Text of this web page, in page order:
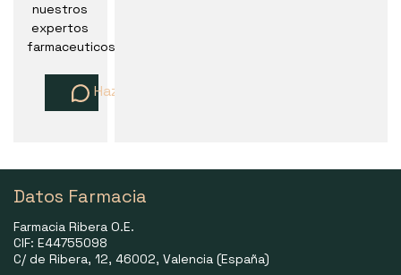
nuestros
expertos
farmaceuticos
Haz una pregunta
Datos Farmacia
Farmacia Ribera O.E.
CIF: E44755098
C/ de Ribera, 12, 46002, Valencia (España)